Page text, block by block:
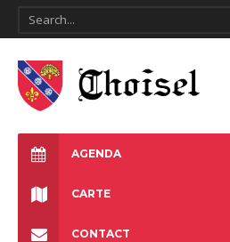
AGENDA
CARTE
CONTACT